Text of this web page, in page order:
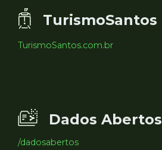
TurismoSantos
TurismoSantos.com.br
Dados Abertos
/dadosabertos